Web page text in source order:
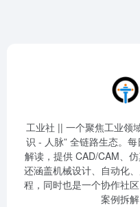
工业社 || 一个聚焦工业领
识 - 人脉” 全链路生态。
解读，提供 CAD/CAM、
还涵盖机械设计、自动化
程，同时也是一个协作社
案例拆